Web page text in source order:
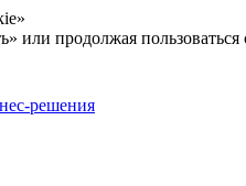
или продолжая
решения